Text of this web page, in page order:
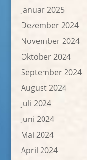
Januar 2025
Dezember 2024
November 2024
Oktober 2024
September 2024
August 2024
Juli 2024
Juni 2024
Mai 2024
April 2024